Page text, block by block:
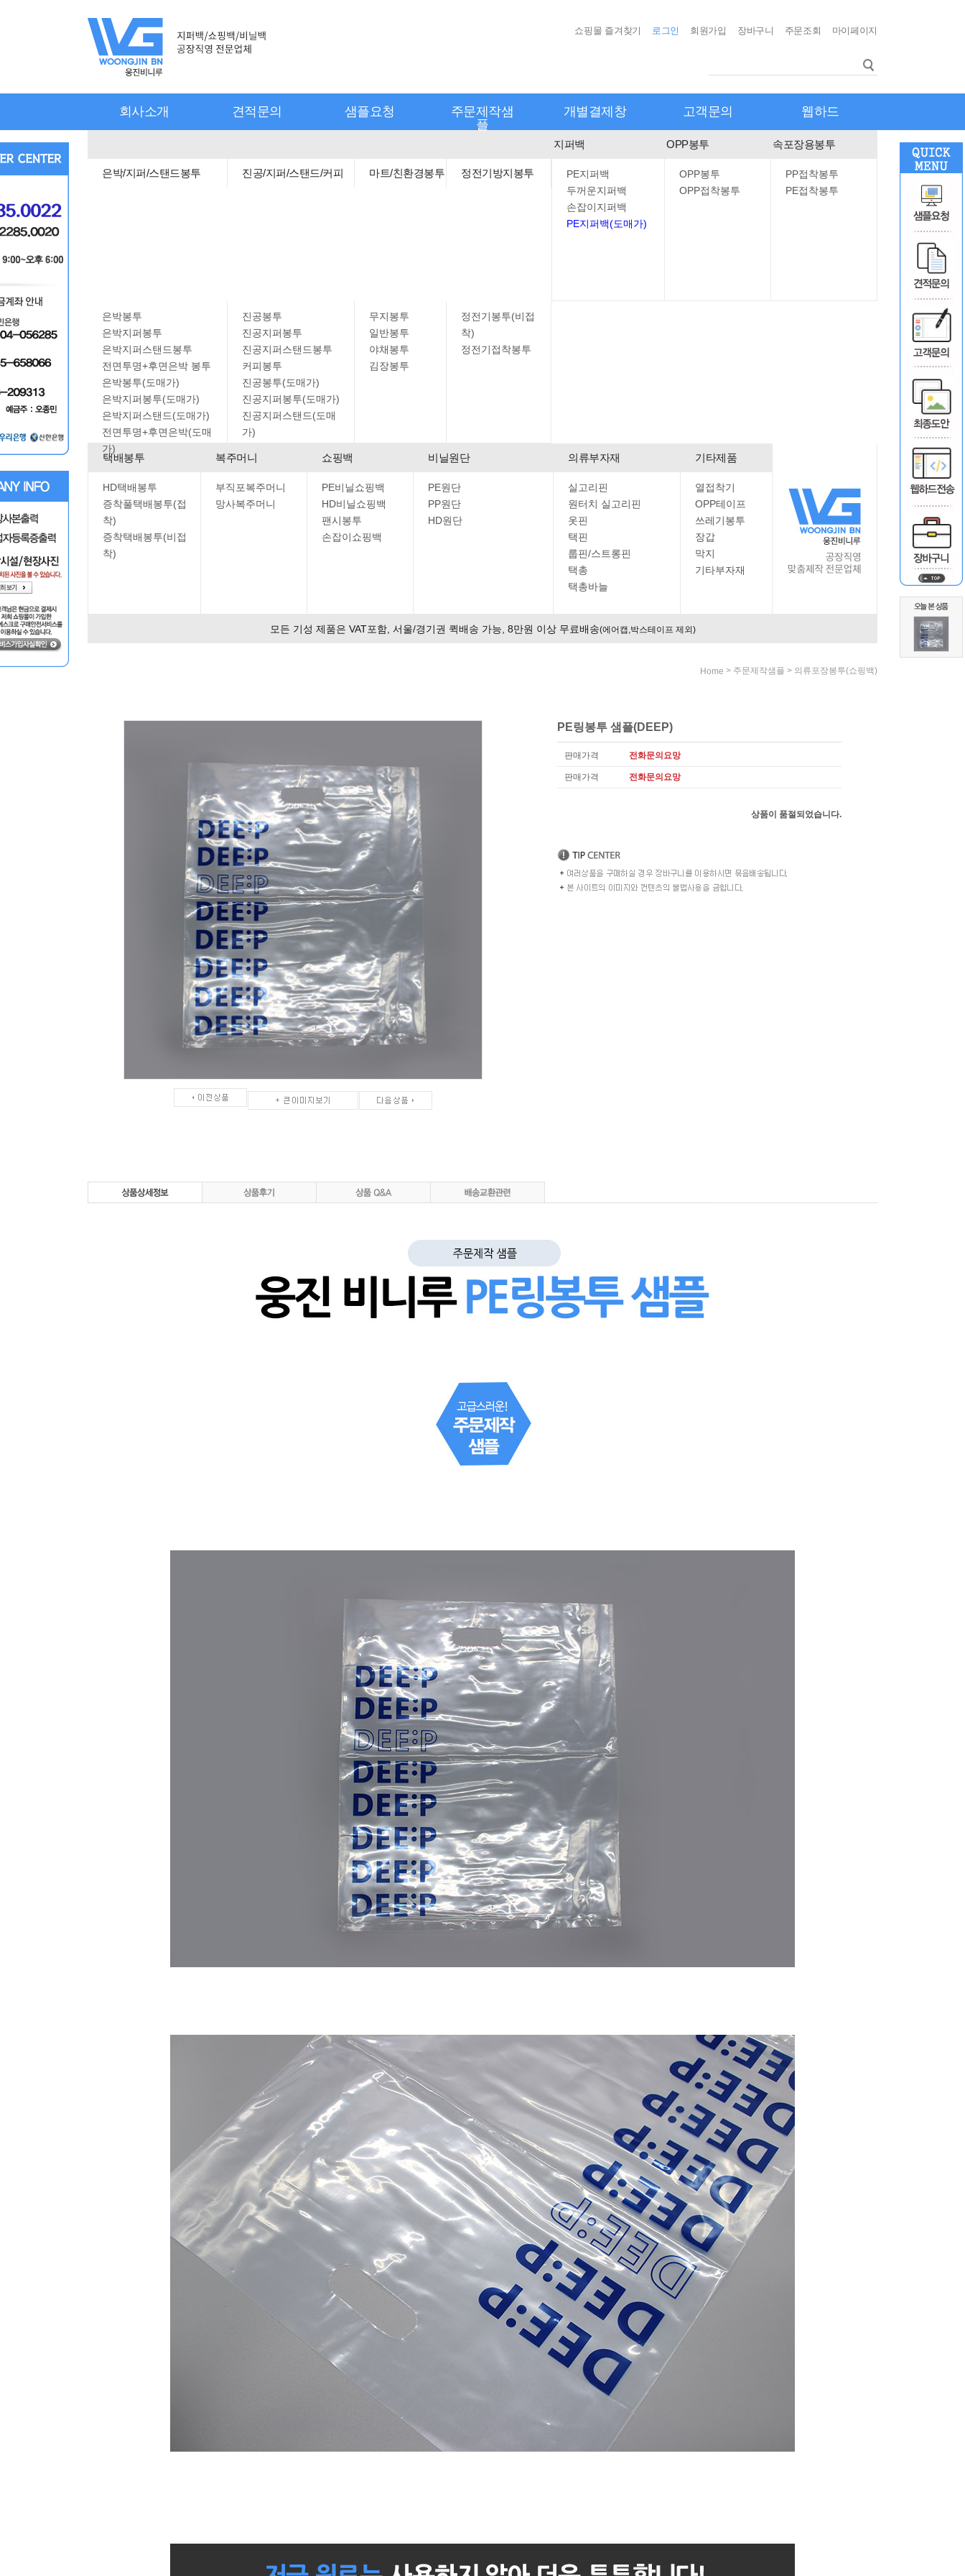
쇼핑몰 즐겨찾기 로그인 회원가입 장바구니 주문조회 마이페이지
회사소개 견적문의 샘플요청
주문제작샘
플
개별결제창 고객문의 웹하드
지퍼백 OPP봉투 속포장용봉투
은박/지퍼/스탠드봉투 진공/지퍼/스탠드/커피 마트/친환경봉투 정전기방지봉투
PE지퍼백
두꺼운지퍼백
손잡이지퍼백
PE지퍼백(도매가)
OPP봉투
OPP접착봉투
PP접착봉투
PE접착봉투
은박봉투
은박지퍼봉투
은박지퍼스탠드봉투
전면투명+후면은박 봉투
은박봉투(도매가)
은박지퍼봉투(도매가)
은박지퍼스탠드(도매가)
전면투명+후면은박(도매
가)
진공봉투
진공지퍼봉투
진공지퍼스탠드봉투
커피봉투
진공봉투(도매가)
진공지퍼봉투(도매가)
진공지퍼스탠드(도매
가)
무지봉투
일반봉투
야채봉투
김장봉투
정전기봉투(비접
착)
정전기접착봉투
택배봉투 복주머니 쇼핑백 비닐원단 의류부자재 기타제품
HD택배봉투
증착풀택배봉투(접
착)
증착택배봉투(비접
착)
부직포복주머니
망사복주머니
PE비닐쇼핑백
HD비닐쇼핑백
팬시봉투
손잡이쇼핑백
PE원단
PP원단
HD원단
실고리핀
원터치 실고리핀
옷핀
택핀
룹핀/스트롱핀
택총
택총바늘
열접착기
OPP테이프
쓰레기봉투
장갑
막지
기타부자재
모든 기성 제품은 VAT포함, 서울/경기권 퀵배송 가능, 8만원 이상 무료배송(에어캡,박스테이프 제외)
Home > 주문제작샘플 > 의류포장봉투(쇼핑백)
PE링봉투 샘플(DEEP)
판매가격 전화문의요망
판매가격 전화문의요망
상품이 품절되었습니다.